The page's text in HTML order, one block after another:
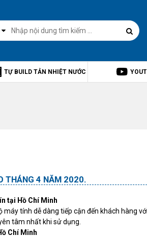
TỰ BUILD TẢN NHIỆT NƯỚC
THÁNG 4 NĂM 2020.
tại Hồ Chí Minh
tính dễ dàng tiếp cận đến khách hàng
tâm nhất khi sử dụng.
Chí Minh